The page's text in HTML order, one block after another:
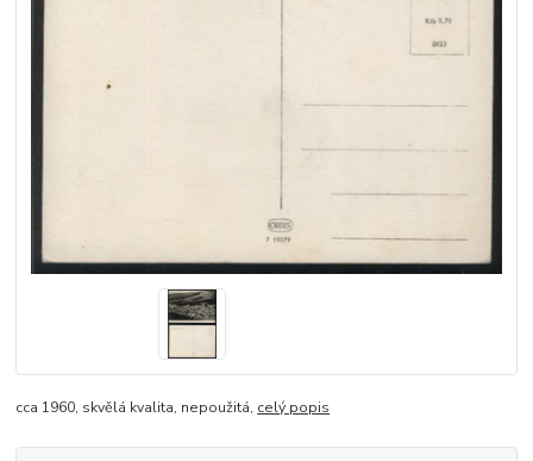
cca 1960, skvělá kvalita, nepoužitá, celý popis